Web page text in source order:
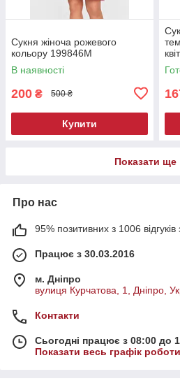
Сукня жіноча рожевого
кольору 199846M
В наявності
200 ₴ 500 ₴
Купити
Показати ще
Про нас
95% позитивних з 1006 відгуків
Працює з 30.03.2016
м. Дніпро
вулиця Курчатова, 1, Дніпро,
Контакти
Сьогодні працює з 08:00 до
Показати весь графік роботи